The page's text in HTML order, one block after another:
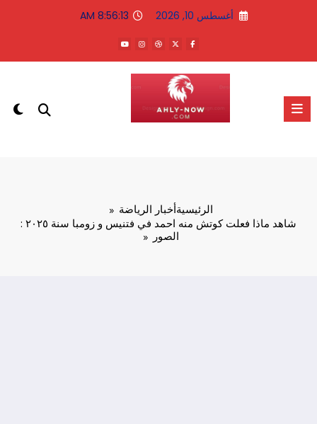
أغسطس 10, 2026 8:56:14 AM
الرئيسيةأخبار الرياضة
شاهد ماذا فعلت كوتش منه احمد في فتنيس و زومبا سنة ٢٠٢٥ :
الصور